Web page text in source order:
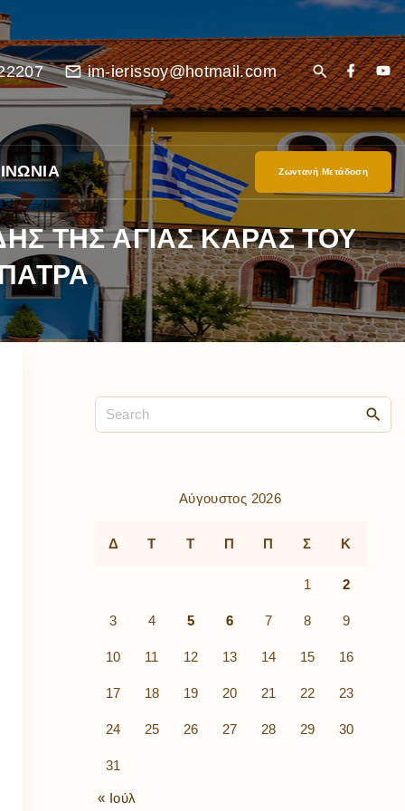
im-ierissoy@hotmail.com
Ζωντανή Μετάδοση
ΤΗΣ ΑΓΙΑΣ ΚΑΡΑΣ ΤΟΥ
Αύγουστος 2026
Δ Τ Τ Π Π Σ Κ
1 2
3 4 5 6 7 8 9
10 11 12 13 14 15 16
17 18 19 20 21 22 23
24 25 26 27 28 29 30
31
« Ιούλ